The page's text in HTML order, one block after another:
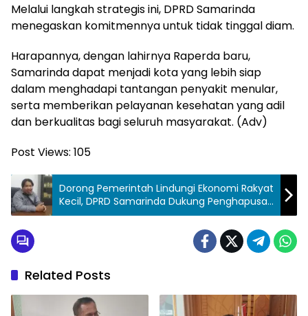
Melalui langkah strategis ini, DPRD Samarinda
menegaskan komitmennya untuk tidak tinggal diam.
Harapannya, dengan lahirnya Raperda baru,
Samarinda dapat menjadi kota yang lebih siap
dalam menghadapi tantangan penyakit menular,
serta memberikan pelayanan kesehatan yang adil
dan berkualitas bagi seluruh masyarakat. (Adv)
Post Views: 105
Dorong Pemerintah Lindungi Ekonomi Rakyat
Kecil, DPRD Samarinda Dukung Penghapusan
Pajak UMKM
Related Posts